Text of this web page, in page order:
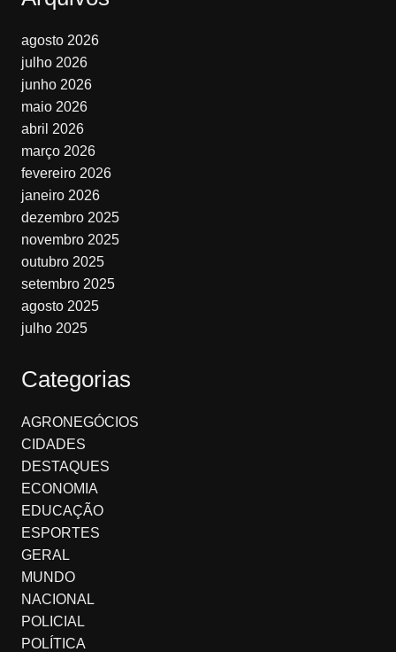
agosto 2026
julho 2026
junho 2026
maio 2026
abril 2026
março 2026
fevereiro 2026
janeiro 2026
dezembro 2025
novembro 2025
outubro 2025
setembro 2025
agosto 2025
julho 2025
Categorias
AGRONEGÓCIOS
CIDADES
DESTAQUES
ECONOMIA
EDUCAÇÃO
ESPORTES
GERAL
MUNDO
NACIONAL
POLICIAL
POLÍTICA